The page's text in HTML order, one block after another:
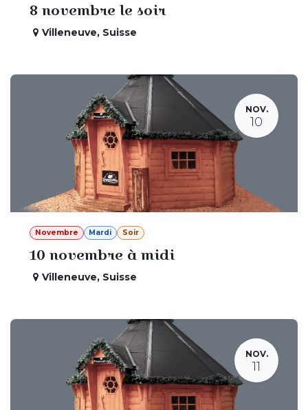
8 novembre le soir
Villeneuve, Suisse
NOV.
10
Novembre Mardi Soir
10 novembre à midi
Villeneuve, Suisse
NOV.
11